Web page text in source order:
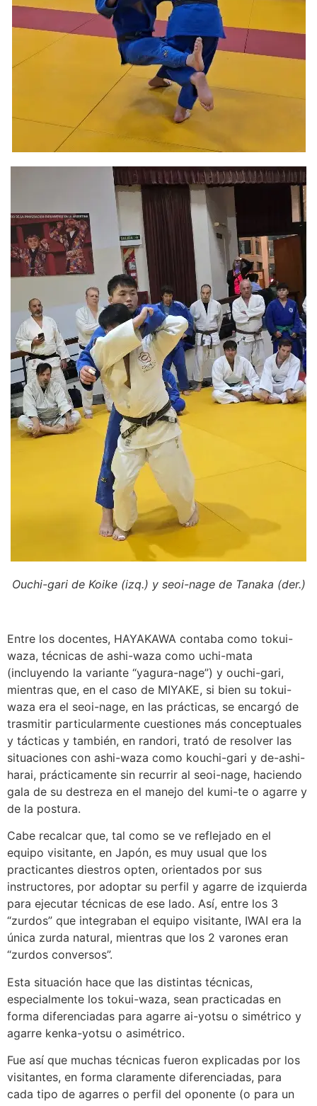
Ouchi-gari de Koike (izq.) y seoi-nage de Tanaka (der.)
Entre los docentes, HAYAKAWA contaba como tokui-
waza, técnicas de ashi-waza como uchi-mata
(incluyendo la variante “yagura-nage”) y ouchi-gari,
mientras que, en el caso de MIYAKE, si bien su tokui-
waza era el seoi-nage, en las prácticas, se encargó de
trasmitir particularmente cuestiones más conceptuales
y tácticas y también, en randori, trató de resolver las
situaciones con ashi-waza como kouchi-gari y de-ashi-
harai, prácticamente sin recurrir al seoi-nage, haciendo
gala de su destreza en el manejo del kumi-te o agarre y
de la postura.
Cabe recalcar que, tal como se ve reflejado en el
equipo visitante, en Japón, es muy usual que los
practicantes diestros opten, orientados por sus
instructores, por adoptar su perfil y agarre de izquierda
para ejecutar técnicas de ese lado. Así, entre los 3
“zurdos” que integraban el equipo visitante, IWAI era la
única zurda natural, mientras que los 2 varones eran
“zurdos conversos”.
Esta situación hace que las distintas técnicas,
especialmente los tokui-waza, sean practicadas en
forma diferenciadas para agarre ai-yotsu o simétrico y
agarre kenka-yotsu o asimétrico.
Fue así que muchas técnicas fueron explicadas por los
visitantes, en forma claramente diferenciadas, para
cada tipo de agarres o perfil del oponente (o para un